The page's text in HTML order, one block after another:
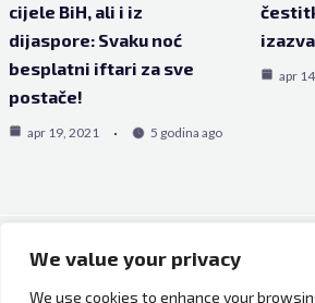
We value your privacy
We use cookies to enhance your
cijele BiH, ali i iz
dijaspore: Svaku noć
besplatni iftari za sve
postače!
apr 19, 2021 5 godina ago
apr
Copyright © 2026 Bh